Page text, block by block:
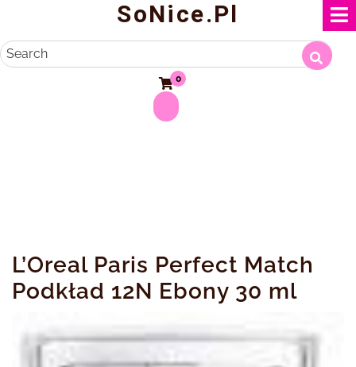
content
SoNice.pl
Search
0
L’Oreal Paris Perfect Match
Podkład 12N Ebony 30 ml